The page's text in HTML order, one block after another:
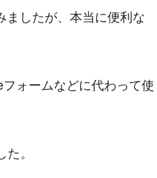
ましたが、本当に便利な
ォームなどに代わって使
。